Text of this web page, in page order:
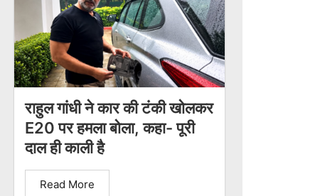
राहुल गांधी ने कार की टंकी खोलकर
E20 पर हमला बोला, कहा- पूरी
दाल ही काली है
Read More